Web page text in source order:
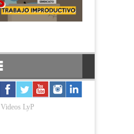
Videos LyP